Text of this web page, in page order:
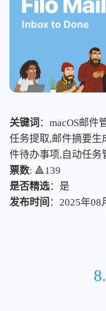
关键词 ：macOS邮
任务提取,邮件摘要生
件待办事项,自动任务
票数: 🔺139
是否精选：是
发布时间 ：2025年08